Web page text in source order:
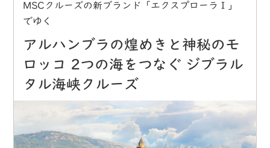
MSCクルーズの新ブランド「エクスプローラⅠ」
でゆく
アルハンブラの煌めきと神秘のモ
ロッコ 2つの海をつなぐ ジブラル
タル海峡クルーズ